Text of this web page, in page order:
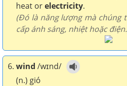
heat orelectricity.
(Đó là năng lượng mà chúng
cấp ánh sáng, nhiệt hoặc
6. wind /wɪnd/
(n.) gió